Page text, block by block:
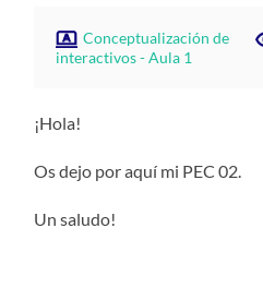
Conceptualización de
interactivos - Aula 1
¡Hola!
Os dejo por aquí mi PEC 02.
Un saludo!